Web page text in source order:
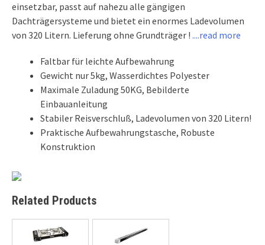
einsetzbar, passt auf nahezu alle gängigen
Dachträgersysteme und bietet ein enormes Ladevolumen
von 320 Litern. Lieferung ohne Grundträger ! ....read more
Faltbar für leichte Aufbewahrung
Gewicht nur 5kg, Wasserdichtes Polyester
Maximale Zuladung 50KG, Bebilderte
Einbauanleitung
Stabiler Reisverschluß, Ladevolumen von 320 Litern!
Praktische Aufbewahrungstasche, Robuste
Konstruktion
Related Products